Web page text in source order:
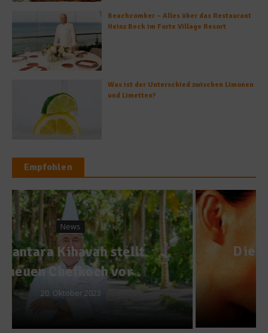
Beachcomber – Alles über das Restaurant
Heinz Beck im Forte Village Resort
Was ist der Unterschied zwischen Limonen
und Limetten?
Empfohlen
Gastro & Gourmet
Die besten Filme rund ums
Essen – Teil 1
4. Dezember 2011